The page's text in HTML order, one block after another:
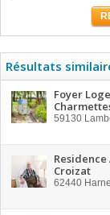
Résultats
Foyer
59130
Croizat
62440